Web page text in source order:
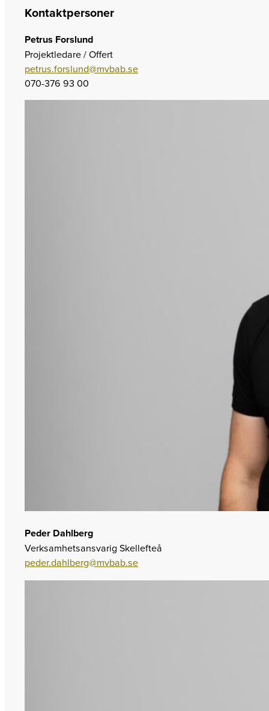
Kontaktpersoner
Petrus Forslund
Projektledare / Offert
petrus.forslund@mvbab.se
070-376 93 00
Peder Dahlberg
Verksamhetsansvarig Skellefteå
peder.dahlberg@mvbab.se